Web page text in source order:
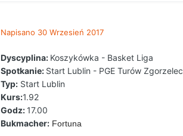
Napisano 30 Wrzesień 2017
Dyscyplina: Koszykówka - Basket Liga
Spotkanie: Start Lublin - PGE Turów Zgorzelec
Typ: Start Lublin
Kurs:1.92
Godz: 17.00
Bukmacher:Fortuna